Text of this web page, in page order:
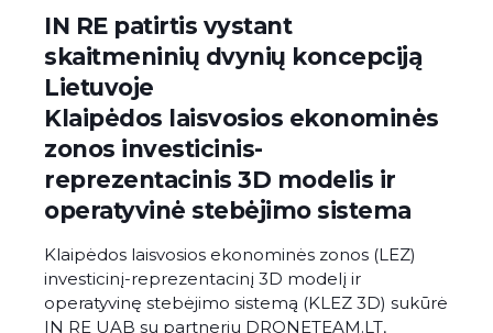
IN RE patirtis vystant
skaitmeninių dvynių koncepciją
Lietuvoje
Klaipėdos laisvosios ekonominės
zonos investicinis-
reprezentacinis 3D modelis ir
operatyvinė stebėjimo sistema
Klaipėdos laisvosios ekonominės zonos (LEZ)
investicinį-reprezentacinį 3D modelį ir
operatyvinę stebėjimo sistemą (KLEZ 3D) sukūrė
IN RE UAB su partneriu DRONETEAM.LT,